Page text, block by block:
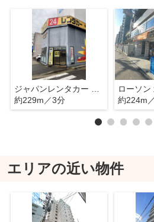
約229m／3分
ローソン
約224m
エリアの近い物件